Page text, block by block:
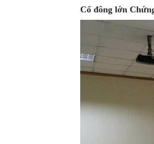
Cổ đông lớn